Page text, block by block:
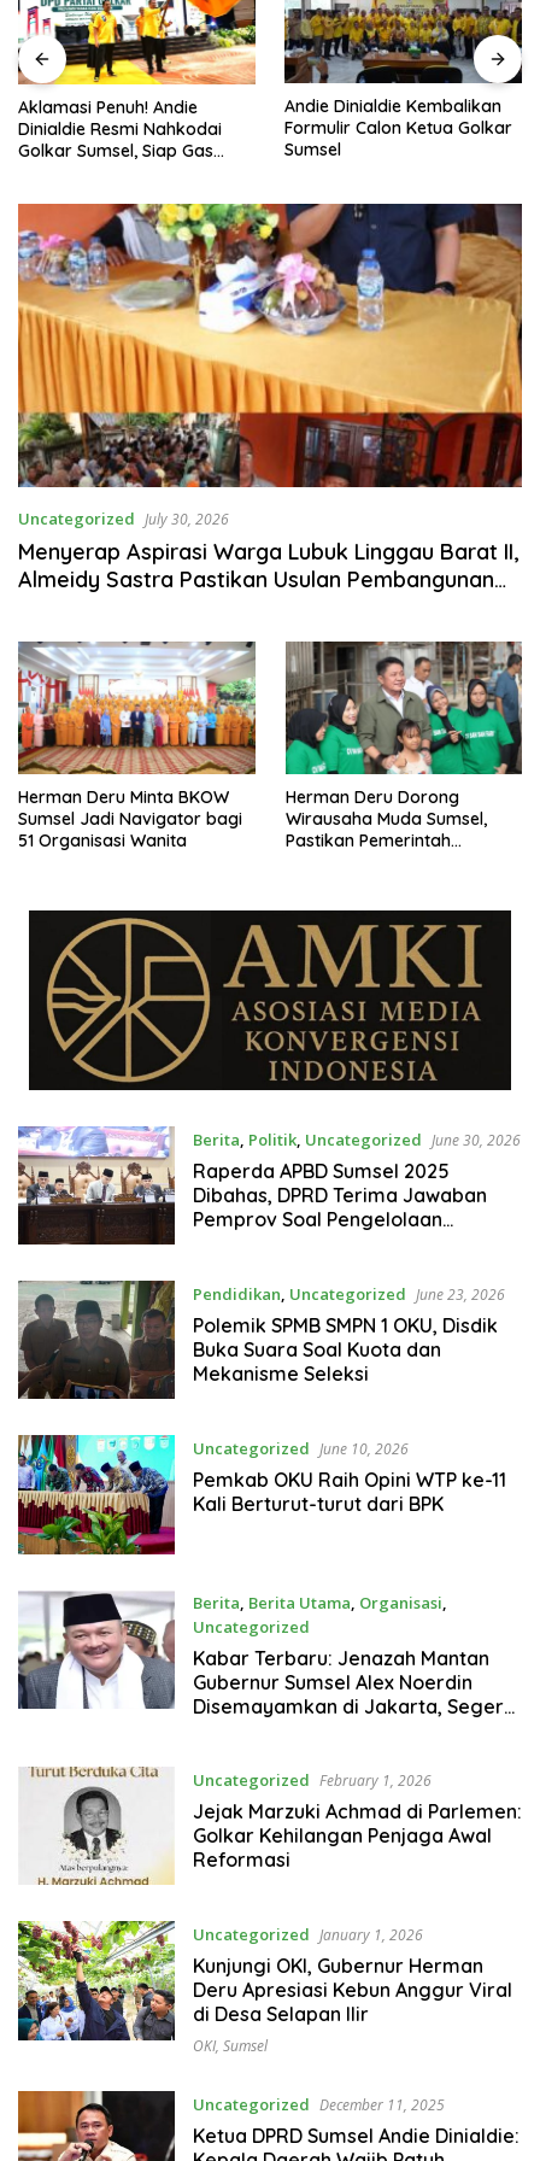
Aklamasi Penuh! Andie
Dinialdie Resmi Nahkodai
Golkar Sumsel, Siap Gas
Andie Dinialdie Kembalikan
Formulir Calon Ketua Golkar
Sumsel
Uncategorized July 30, 2026
Menyerap Aspirasi Warga Lubuk Linggau Barat II,
Almeidy Sastra Pastikan Usulan Pembangunan
Herman Deru Minta BKOW
Sumsel Jadi Navigator bagi
51 Organisasi Wanita
Herman Deru Dorong
Wirausaha Muda Sumsel,
Pastikan Pemerintah
Berita Politik, Uncategorized June 30, 2026
Raperda APBD Sumsel 2025
Dibahas, DPRD Terima Jawaban
Pemprov Soal Pengelolaan
Pendidikan, Uncategorized June 23, 2026
Polemik SPMB SMPN 1 OKU, Disdik
Buka Suara Soal Kuota dan
Mekanisme Seleksi
Uncategorized June 10, 2026
Pemkab OKU Raih Opini WTP ke-11
Kali Berturut-turut dari BPK
Berita, Berita Utama, Organisasi,
Uncategorized
February 25, 2026
Kabar Terbaru: Jenazah Mantan
Gubernur Sumsel Alex Noerdin
Disemayamkan di Jakarta, Segera
Uncategorized February 1, 2026
Jejak Marzuki Achmad di Parlemen:
Golkar Kehilangan Penjaga Awal
Reformasi
Uncategorized January 1, 2026
Kunjungi OKI, Gubernur Herman
Deru Apresiasi Kebun Anggur Viral
di Desa Selapan Ilir
OKI, Sumsel
Uncategorized December 11, 2025
Ketua DPRD Sumsel Andie Dinialdie: